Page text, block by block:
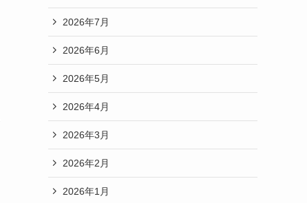
2026年7月
2026年6月
2026年5月
2026年4月
2026年3月
2026年2月
2026年1月